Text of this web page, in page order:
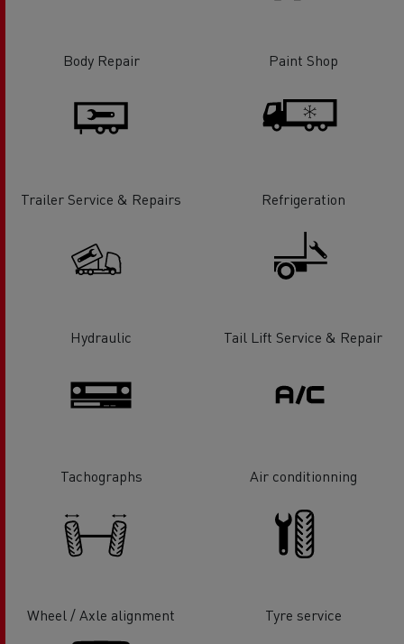
Body Repair Paint Shop
Trailer Service & Repairs Refrigeration
Hydraulic Tail Lift Service & Repair
Tachographs Air conditionning
Wheel / Axle alignment Tyre service